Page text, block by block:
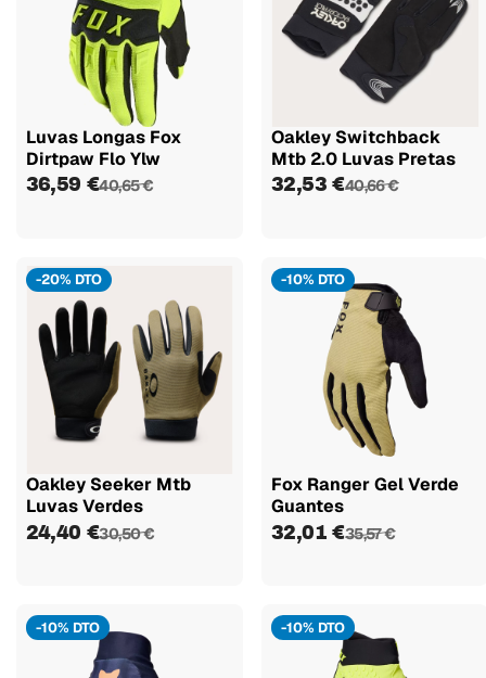
Luvas Longas Fox
Dirtpaw Flo Ylw
36,59 €40,65 €
Oakley Switchback
Mtb 2.0 Luvas Pretas
32,53 €40,66 €
-20% DTO
Oakley Seeker Mtb
Luvas Verdes
24,40 €30,50 €
-10% DTO
Fox Ranger Gel Verde
Guantes
32,01 €35,57 €
-10% DTO -10% DTO